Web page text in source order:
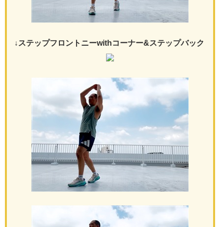
↓ステップフロントニーwithコーナー&ステップバック